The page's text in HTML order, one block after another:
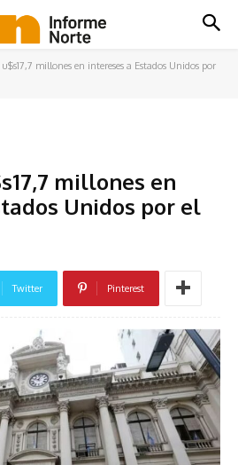
millones en intereses a Estados Unidos por
millones en
Unidos por el
Twitter Pinterest